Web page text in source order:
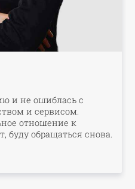
и не ошиблась с
и сервисом.
отношение к
буду обращаться снова.